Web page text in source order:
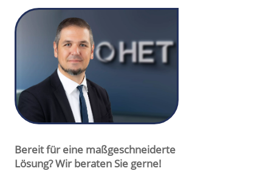
Christopher Muschiol
 +49 6047 9644-12
 +49 175 295 6466
cmuschiol@het-filter.de
Bereit für eine maßgeschneiderte
Lösung? Wir beraten Sie gerne!